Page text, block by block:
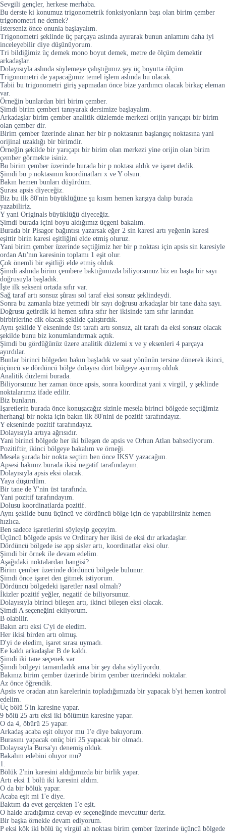
Sevgili gençler, herkese merhaba.
Bu derste ki konumuz trigonometrik fonksiyonların başı olan birim çember
trigonometri ne demek?
İsterseniz önce onunla başlayalım.
Trigonometri şeklinde üç parçaya aslında ayırarak bunun anlamını daha iyi
inceleyebilir diye düşünüyorum.
Tri bildiğimiz üç demek mono boyut demek, metre de ölçüm demektir
arkadaşlar.
Dolayısıyla aslında söylemeye çalıştığımız şey üç boyutta ölçüm.
Trigonometri de yapacağımız temel işlem aslında bu olacak.
Tabii bu trigonometri giriş yapmadan önce bize yardımcı olacak birkaç eleman
var.
Örneğin bunlardan biri birim çember.
Şimdi birim çemberi tanıyarak dersimize başlayalım.
Arkadaşlar birim çember analitik düzlemde merkezi orijin yarıçapı bir birim
olan çember dir.
Birim çember üzerinde alınan her bir p noktasının başlangıç noktasına yani
orijinal uzaklığı bir birimdir.
Örneğin şekilde bir yarıçapı bir birim olan merkezi yine orijin olan birim
çember görmekte isiniz.
Bu birim çember üzerinde burada bir p noktası aldık ve işaret dedik.
Şimdi bu p noktasının koordinatları x ve Y olsun.
Bakın hemen bunları düşürdüm.
Şurası apsis diyeceğiz.
Biz bu ilk 80'nin büyüklüğüne şu kısım hemen karşıya dalıp burada
yazabiliriz.
Y yani Originals büyüklüğü diyeceğiz.
Şimdi burada içini boyu aldığımız üçgeni bakalım.
Burada bir Pisagor bağıntısı yazarsak eğer 2 sin karesi artı yeğenin karesi
eşittir birin karesi eşitliğini elde etmiş oluruz.
Yani birim çember üzerinde seçtiğimiz her bir p noktası için apsis sin karesiyle
ordan Atı'nın karesinin toplamı 1 eşit olur.
Çok önemli bir eşitliği elde etmiş olduk.
Şimdi aslında birim çembere baktığımızda biliyorsunuz biz en başta bir sayı
doğrusuyla başladık.
İşte ilk sekseni ortada sıfır var.
Sağ taraf artı sonsuz şûrası sol taraf eksi sonsuz şeklindeydi.
Sonra bu zamanla bize yetmedi bir sayı doğrusu arkadaşlar bir tane daha sayı.
Doğrusu getirdik ki hemen sıfıra sıfır her ikisinde tam sıfır larından
birbirlerine dik olacak şekilde çalıştırdık.
Aynı şekilde Y ekseninde üst tarafı artı sonsuz, alt tarafı da eksi sonsuz olacak
şekilde bunu biz konumlandırmak açtık.
Şimdi bu gördüğünüz üzere analitik düzlemi x ve y eksenleri 4 parçaya
ayırdılar.
Bunlar birinci bölgeden bakın başladık ve saat yönünün tersine dönerek ikinci,
üçüncü ve dördüncü bölge dolayısı dört bölgeye ayırmış olduk.
Analitik düzlemi burada.
Biliyorsunuz her zaman önce apsis, sonra koordinat yani x virgül, y şeklinde
noktalarımız ifade edilir.
Biz bunların.
Işaretlerin burada önce konuşacağız sizinle mesela birinci bölgede seçtiğimiz
herhangi bir nokta için bakın ilk 80'nini de pozitif tarafındayız.
Y ekseninde pozitif tarafındayız.
Dolayısıyla artıya ağrısıdır.
Yani birinci bölgede her iki bileşen de apsis ve Orhun Atlan bahsediyorum.
Pozitiftir, ikinci bölgeye bakalım ve örneği.
Mesela şurada bir nokta seçtim ben önce IKSV yazacağım.
Apsesi bakınız burada ikisi negatif tarafındayım.
Dolayısıyla apsis eksi olacak.
Yaya düşürdüm.
Bir tane de Y'nin üst tarafında.
Yani pozitif tarafındayım.
Dolusu koordinatlarda pozitif.
Aynı şekilde bunu üçüncü ve dördüncü bölge için de yapabilirsiniz hemen
hızlıca.
Ben sadece işaretlerini söyleyip geçeyim.
Üçüncü bölgede apsis ve Ordinary her ikisi de eksi dır arkadaşlar.
Dördüncü bölgede ise app sisler artı, koordinatlar eksi olur.
Şimdi bir örnek ile devam edelim.
Aşağıdaki noktalardan hangisi?
Birim çember üzerinde dördüncü bölgede bulunur.
Şimdi önce işaret den gitmek istiyorum.
Dördüncü bölgedeki işaretler nasıl olmalı?
İkizler pozitif yeğler, negatif de biliyorsunuz.
Dolayısıyla birinci bileşen artı, ikinci bileşen eksi olacak.
Şimdi A seçeneğini ekliyorum.
B olabilir.
Bakın artı eksi C'yi de eledim.
Her ikisi birden artı olmuş.
D'yi de eledim, işaret sırası uymadı.
Ee kaldı arkadaşlar B de kaldı.
Şimdi iki tane seçenek var.
Şimdi bölgeyi tamamladık ama bir şey daha söylüyordu.
Bakınız birim çember üzerinde birim çember üzerindeki noktalar.
Az önce öğrendik.
Apsis ve oradan atın karelerinin topladığımızda bir yapacak b'yi hemen kontrol
edelim.
Üç bölü 5'in karesine yapar.
9 bölü 25 artı eksi iki bölümün karesine yapar.
O da 4, öbürü 25 yapar.
Arkadaş acaba eşit oluyor mu 1'e diye bakıyorum.
Burasını yapacak onüç biri 25 yapacak bir olmadı.
Dolayısıyla Bursa'yı denemiş olduk.
Bakalım edebini oluyor mu?
1.
Bölük 2'nin karesini aldığımızda bir birlik yapar.
Artı eksi 1 bölü iki karesini aldım.
O da bir bölük yapar.
Acaba eşit mi 1'e diye.
Baktım da evet gerçekten 1'e eşit.
O halde aradığımız cevap ev seçeneğinde mevcuttur deriz.
Bir başka örnekle devam ediyorum.
P eksi kök iki bölü üç virgül ah noktası birim çember üzerinde üçüncü bölgede